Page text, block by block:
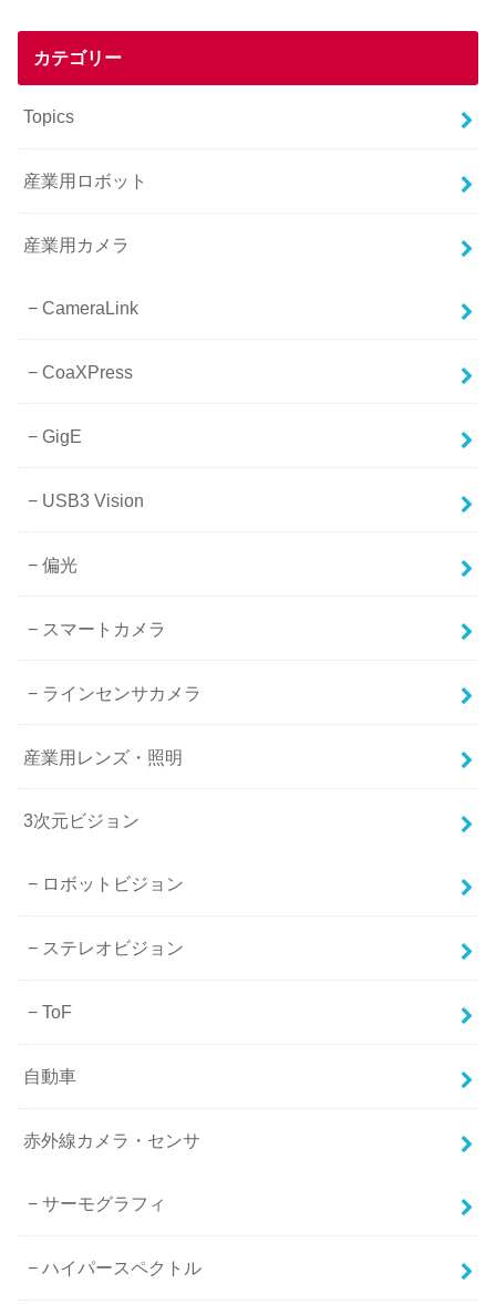
カテゴリー
Topics
産業用ロボット
産業用カメラ
CameraLink
CoaXPress
GigE
USB3 Vision
偏光
スマートカメラ
ラインセンサカメラ
産業用レンズ・照明
3次元ビジョン
ロボットビジョン
ステレオビジョン
ToF
自動車
赤外線カメラ・センサ
サーモグラフィ
ハイパースペクトル